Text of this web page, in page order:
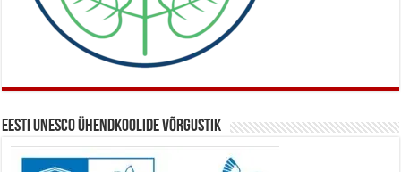
Eesti UNESCO ühendkoolide võrgustik